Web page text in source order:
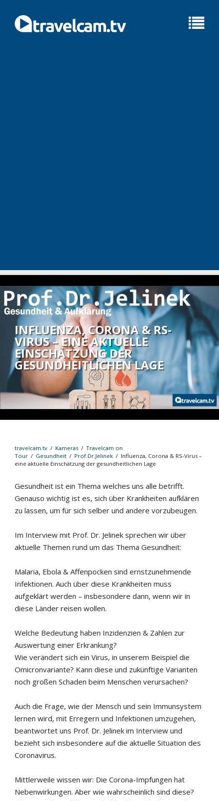
INFLUENZA, CORONA & RS-
VIRUS – EINE AKTUELLE
EINSCHÄTZUNG DER
GESUNDHEITLICHEN LAGE
travelcam.tv / Kameras / Travelcam on
Tour / Gesundheit / Prof.Dr.Jelinek / Influenza, Corona & RS-Virus –
eine aktuelle Einschätzung der gesundheitlichen Lage
Gesundheit ist ein Thema welches uns alle betrifft.
Genauso wichtig ist es, sich über Krankheiten aufklären
zu lassen, um für sich selber und andere vorzubeugen.
Im Interview mit Prof. Dr. Jelinek sprechen wir über
aktuelle Themen rund um das Thema Gesundheit:
Malaria, Ebola & Affenpocken sind ernstzunehmende
Infektionen. Auch über diese Krankheiten muss
aufgeklärt werden – insbesondere dann, wenn wir in
diese Länder reisen wollen.
Welche Bedeutung haben Inzidenzien & Zahlen zur
Auswertung einer Erkrankung?
Wie verändert sich ein Virus, in unserem Beispiel die
Omicronvariante? Kann diese und zukünftige Varianten
noch großen Schaden beim Menschen verursachen?
Auch die Frage, wie der Mensch und sein Immunsystem
lernen wird, mit Erregern und Infektionen umzugehen,
beantwortet uns Prof. Dr. Jelinek im Interview und
bezieht sich insbesondere auf die aktuelle Situation des
Coronavirus.
Mittlerweile wissen wir: Die Corona-Impfungen hat
Nebenwirkungen. Aber wie wahrscheinlich sind diese?